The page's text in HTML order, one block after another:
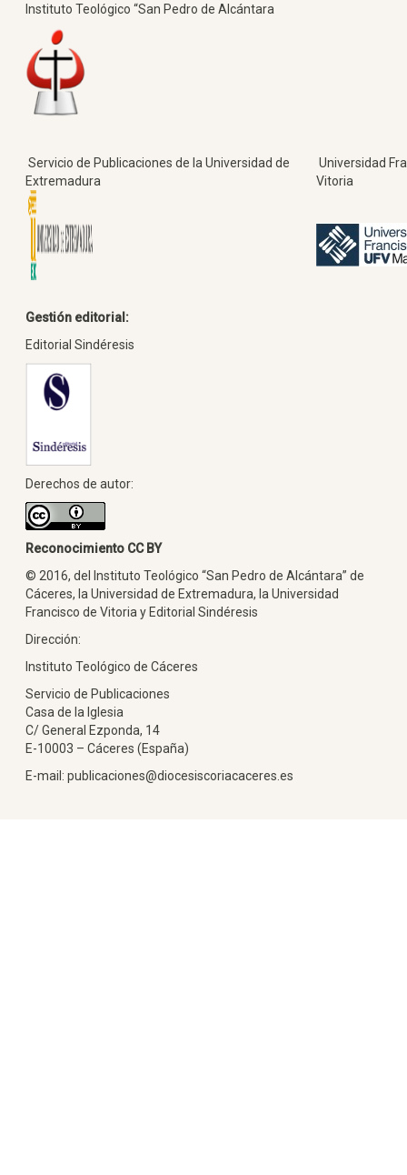
Instituto Teológico “San Pedro de Alcántara
Servicio de Publicaciones de la Universidad de
Extremadura
Universidad
Vitoria
Gestión editorial:
Editorial Sindéresis
Derechos de autor:
Reconocimiento CC BY
© 2016, del Instituto Teológico “San Pedro de Alcántara” de
Cáceres, la Universidad de Extremadura, la Universidad
Francisco de Vitoria y Editorial Sindéresis
Dirección:
Instituto Teológico de Cáceres
Servicio de Publicaciones
Casa de la Iglesia
C/ General Ezponda, 14
E-10003 – Cáceres (España)
E-mail: publicaciones@diocesiscoriacaceres.es